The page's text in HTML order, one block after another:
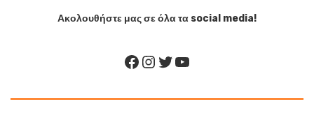
Ακολουθήστε μας σε όλα τα social media!